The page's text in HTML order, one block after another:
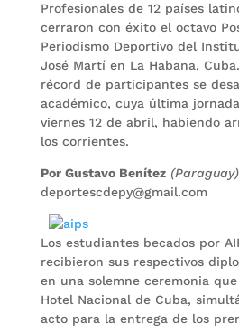
Profesionales de 12 países
cerraron con éxito el octavo
Periodismo Deportivo del
José Martí en La Habana,
récord de participantes se
académico, cuya última
viernes 12 de abril, habiendo
los corrientes.
Por Gustavo Benítez (Paraguay)
deportescdepy@gmail.com
Los estudiantes becados por
recibieron sus respectivos
en una solemne ceremonia
Hotel Nacional de Cuba,
acto para la entrega de los